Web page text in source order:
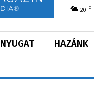
20 C
NYUGAT HAZÁNK